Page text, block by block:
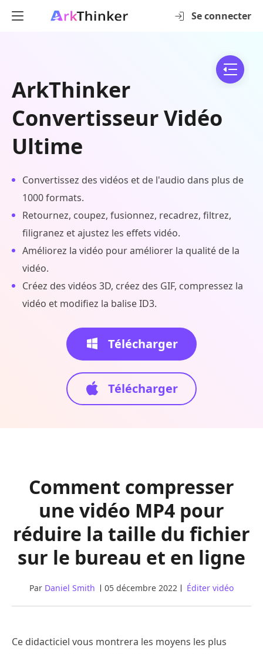
Se connecter
ArkThinker
Convertisseur Vidéo
Ultime
Convertissez des vidéos et de l'audio dans plus de
1000 formats.
Retournez, coupez, fusionnez, recadrez, filtrez,
filigranez et ajustez les effets vidéo.
Améliorez la vidéo pour améliorer la qualité de la
vidéo.
Créez des vidéos 3D, créez des GIF, compressez la
vidéo et modifiez la balise ID3.
Télécharger
Télécharger
Comment compresser
une vidéo MP4 pour
réduire la taille du fichier
sur le bureau et en ligne
Par Daniel Smith 05 décembre 2022 Éditer vidéo
Ce didacticiel vous montrera les moyens les plus